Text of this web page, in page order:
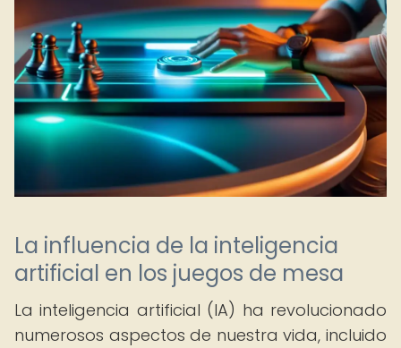
La influencia de la inteligencia
artificial en los juegos de mesa
La inteligencia artificial (IA) ha revolucionado
numerosos aspectos de nuestra vida, incluido